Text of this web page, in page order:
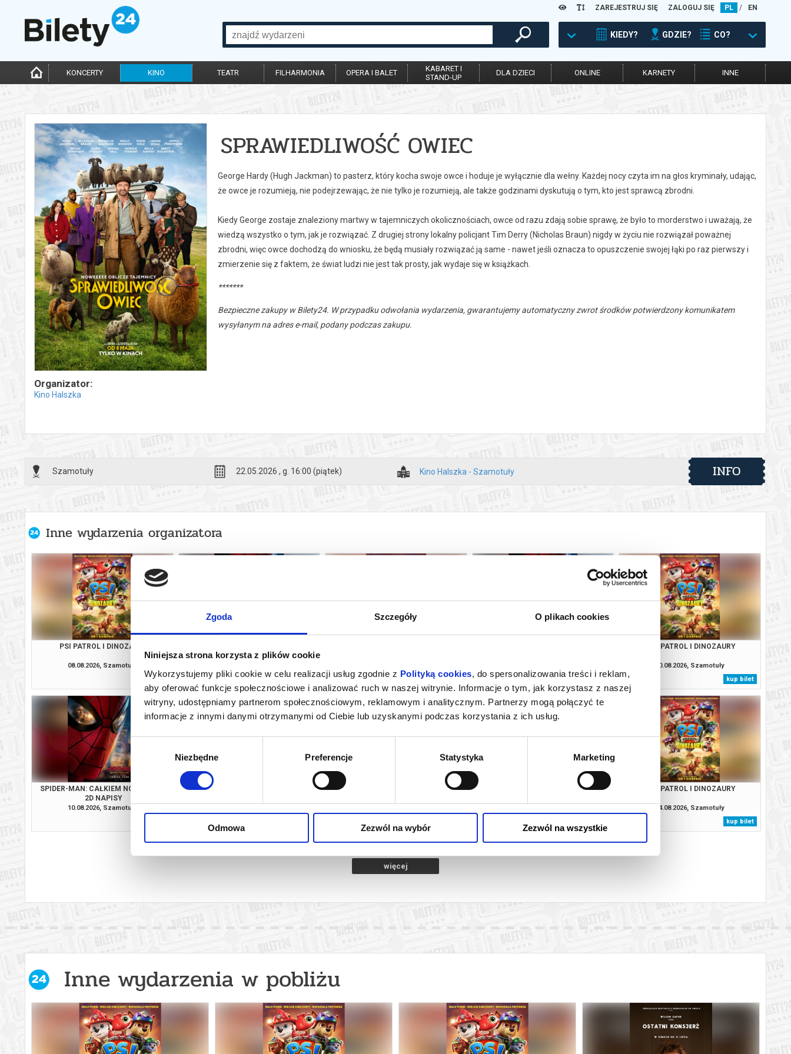
Zgoda Szczegóły O plikach cookies
Niniejsza strona korzysta z plików cookie
Wykorzystujemy pliki cookie w celu realizacji usług zgodnie z Polityką cookies, do spersonalizowania treści i reklam,
aby oferować funkcje społecznościowe i analizować ruch w naszej witrynie. Informacje o tym, jak korzystasz z naszej
witryny, udostępniamy partnerom społecznościowym, reklamowym i analitycznym. Partnerzy mogą połączyć te
informacje z innymi danymi otrzymanymi od Ciebie lub uzyskanymi podczas korzystania z ich usług.
Wybór
zgody
Niezbędne Preferencje Statystyka Marketing
Odmowa Zezwól na wybór Zezwól na wszystkie
ZAREJESTRUJ SIĘ ZALOGUJ SIĘ PL / EN
KIEDY? GDZIE? CO?
KONCERTY KINO TEATR FILHARMONIA OPERA I BALET
KABARET I
STAND-UP
DLA DZIECI ONLINE KARNETY INNE
Organizator:
Kino Halszka
SPRAWIEDLIWOŚĆ OWIEC
George Hardy (Hugh Jackman) to pasterz, który kocha swoje owce i hoduje je wyłącznie dla wełny. Każdej nocy czyta im na głos kryminały, udając,
że owce je rozumieją, nie podejrzewając, że nie tylko je rozumieją, ale także godzinami dyskutują o tym, kto jest sprawcą zbrodni.
Kiedy George zostaje znaleziony martwy w tajemniczych okolicznościach, owce od razu zdają sobie sprawę, że było to morderstwo i uważają, że
wiedzą wszystko o tym, jak je rozwiązać. Z drugiej strony lokalny policjant Tim Derry (Nicholas Braun) nigdy w życiu nie rozwiązał poważnej
zbrodni, więc owce dochodzą do wniosku, że będą musiały rozwiązać ją same - nawet jeśli oznacza to opuszczenie swojej łąki po raz pierwszy i
zmierzenie się z faktem, że świat ludzi nie jest tak prosty, jak wydaje się w książkach.
*******
Bezpieczne zakupy w Bilety24. W przypadku odwołania wydarzenia, gwarantujemy automatyczny zwrot środków potwierdzony komunikatem
wysyłanym na adres e-mail, podany podczas zakupu.
Szamotuły 22.05.2026 , g. 16:00 (piątek) Kino Halszka - Szamotuły INFO
Inne wydarzenia organizatora
PSI PATROL I DINOZAURY
08.08.2026, Szamotuły
kup bilet
2D NAPISY
kup bilet
kup bilet
kup bilet
PSI PATROL I DINOZAURY
10.08.2026, Szamotuły
kup bilet
SPIDER-MAN: CAŁKIEM NOWY DZIEŃ
2D NAPISY
10.08.2026, Szamotuły
PSI PATROL I DINOZAURY
SPIDER-MAN: CAŁKIEM NOWY DZIEŃ
WAKACYJNE KINO: TOY STORY 5 PSI PATROL I DINOZAURY
14.08.2026, Szamotuły
kup bilet
więcej
Inne wydarzenia w pobliżu